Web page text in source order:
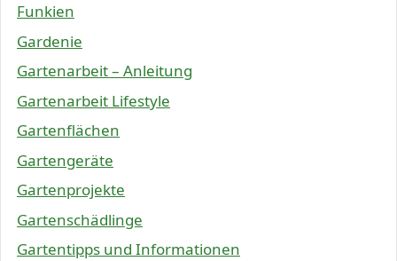
Funkien
Gardenie
Gartenarbeit – Anleitung
Gartenarbeit Lifestyle
Gartenflächen
Gartengeräte
Gartenprojekte
Gartenschädlinge
Gartentipps und Informationen